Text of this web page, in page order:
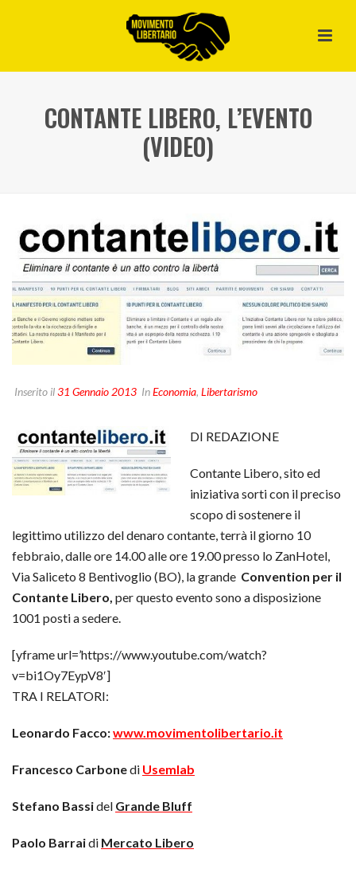
CONTANTE LIBERO, L’EVENTO
(VIDEO)
Inserito il31 Gennaio 2013 InEconomia, Libertarismo
DI REDAZIONE
Contante Libero, sito ed
iniziativa sorti con il preciso
scopo di sostenere il
legittimo utilizzo del denaro contante, terrà il giorno 10
febbraio, dalle ore 14.00 alle ore 19.00 presso lo ZanHotel,
Via Saliceto 8 Bentivoglio (BO), la grande Convention per il
Contante Libero, per questo evento sono a disposizione
1001 posti a sedere.
[yframe url=’https://www.youtube.com/watch?
v=bi1Oy7EypV8′]
TRA I RELATORI:
Leonardo Facco:www.movimentolibertario.it
Francesco Carbonedi Usemlab
Stefano Bassidel Grande Bluff
Paolo Barraidi Mercato Libero